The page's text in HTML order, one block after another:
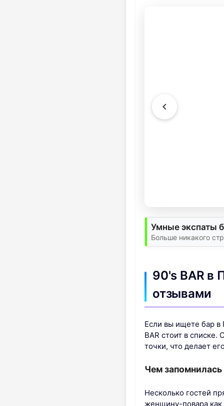
Умные экспаты
Больше никакого
90's BAR в
отзывами
Если вы ищете бар в
BAR стоит в списке.
точки, что делает
Чем запомнилась
Несколько гостей
женщину-повара